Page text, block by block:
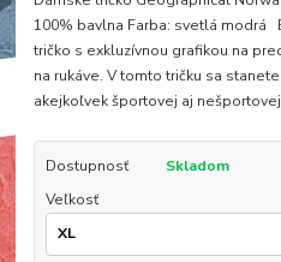
100% bavlna Farba: svetlá
tričko s exkluzívnou grafikou na
na rukáve. V tomto tričku sa
akejkoľvek športovej aj
Dostupnosť
Skladom
Veľkosť